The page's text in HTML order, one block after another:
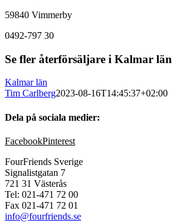
59840 Vimmerby
0492-797 30
Se fler återförsäljare i Kalmar län
Kalmar län
Tim Carlberg2023-08-16T14:45:37+02:00
Dela på sociala medier:
FacebookPinterest
FourFriends Sverige
Signalistgatan 7
721 31 Västerås
Tel: 021-471 72 00
Fax 021-471 72 01
info@fourfriends.se